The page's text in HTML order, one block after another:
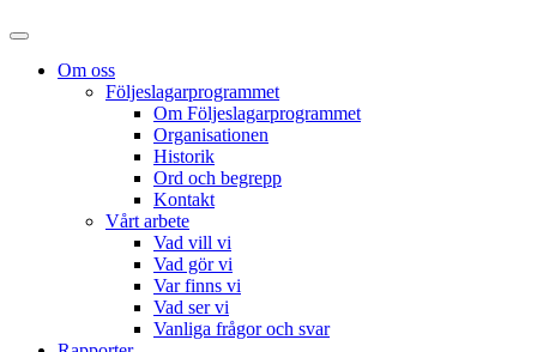
Om oss
Följeslagarprogrammet
Om Följeslagarprogrammet
Organisationen
Historik
Ord och begrepp
Kontakt
Vårt arbete
Vad vill vi
Vad gör vi
Var finns vi
Vad ser vi
Vanliga frågor och svar